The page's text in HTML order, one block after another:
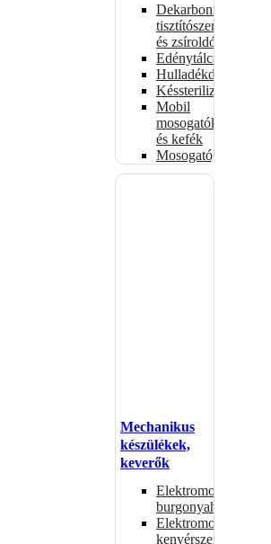
Dekarbonizáló
tisztítószerek
és zsíroldók
Edénytálcák
Hulladékdarálók
Késsterilizátorok
Mobil
mosogatók
és kefék
Mosogatógépkosarak
Mechanikus
készülékek,
keverők
Elektromos
burgonyahámozók
Elektromos
kenyérszeletelők